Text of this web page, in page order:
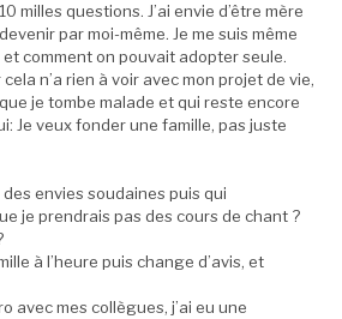
milles questions. J’ai envie d’être mère
par moi-même. Je me suis même
comment on pouvait adopter seule.
n’a rien à voir avec mon projet de vie,
je tombe malade et qui reste encore
Je veux fonder une famille, pas juste
envies soudaines puis qui
je prendrais pas des cours de chant ?
à l’heure puis change d’avis, et
avec mes collègues, j’ai eu une